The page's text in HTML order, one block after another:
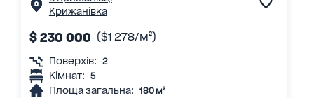
Крижанівка
$ 230 000 ($1 278/м²)
Поверхів: 2
Кімнат: 5
Площа загальна: 180 м²